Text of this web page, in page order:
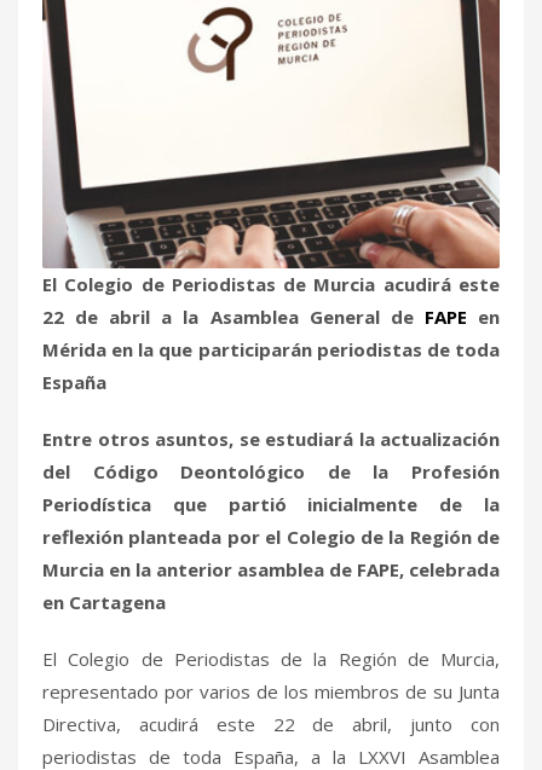
El Colegio de Periodistas de Murcia acudirá este
22 de abril a la Asamblea General de FAPE en
Mérida en la que participarán periodistas de toda
España
Entre otros asuntos, se estudiará la actualización
del Código Deontológico de la Profesión
Periodística que partió inicialmente de la
reflexión planteada por el Colegio de la Región de
Murcia en la anterior asamblea de FAPE, celebrada
en Cartagena
El Colegio de Periodistas de la Región de Murcia,
representado por varios de los miembros de su Junta
Directiva, acudirá este 22 de abril, junto con
periodistas de toda España, a la LXXVI Asamblea